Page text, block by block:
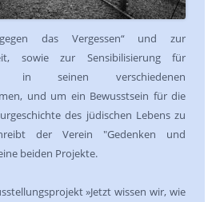
das Vergessen“ und zur
sowie zur Sensibilisierung für
in seinen verschiedenen
und um ein Bewusstsein für die
des jüdischen Lebens zu
der Verein "Gedenken und
beiden Projekte.
»Jetzt wissen wir, wie